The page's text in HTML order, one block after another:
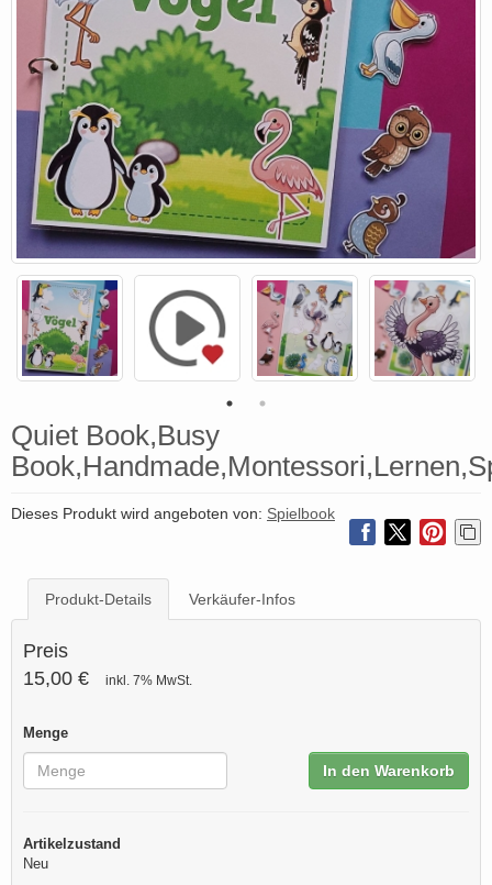
Quiet Book,Busy
Dieses Produkt wird angeboten von: Spielbook
Produkt-Details Verkäufer-Infos
Preis
15,00 €
inkl. 7% MwSt.
Menge
In den Warenkorb
Artikelzustand
Neu